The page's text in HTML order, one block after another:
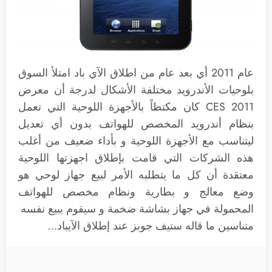
عام 2011 أي بعد عام من اطلاق الآي باد امتلأ السوق
بلوحيات الأندرويد مختلفة الأشكال لدرجة أن معرض
CES 2011 كان مكتظاً بالأجهزة اللوحية التي تعمل
بنظام أندرويد المخصص للهواتف بدون أي تعديل
ليتناسب مع الأجهزة اللوحية و بأداء ضعيف من أغلب
هذه الشركات التي قامت بإطلاق اجهزتها اللوحية
معتقدة أن كل ما يتطلبه الأمر لبيع جهاز لوحي هو
وضع معالج و بطارية ونظام مخصص للهواتف
المحمولة في جهاز بشاشة ضخمة و سيقوم ببيع نفسه
متناسين ما قاله ستيف جوبز عند إطلاق الآيباد…